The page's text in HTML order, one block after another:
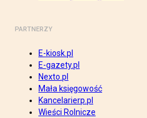
PARTNERZY
E-kiosk.pl
E-gazety.pl
Nexto.pl
Mała księgowość
Kancelarierp.pl
Wieści Rolnicze